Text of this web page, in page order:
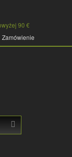
90 €
Zamówienie